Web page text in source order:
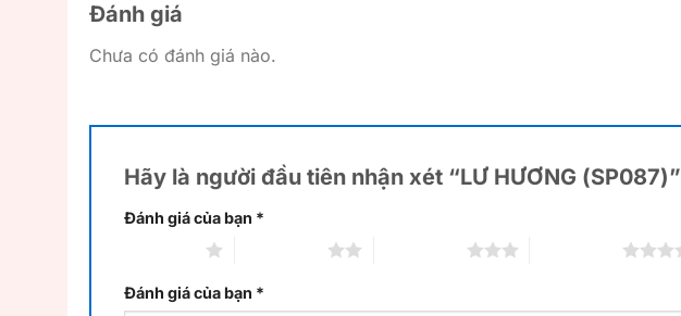
Đánh giá
Chưa có đánh giá nào.
Hãy là người đầu tiên nhận xét “LƯ HƯƠNG (SP087)”
Đánh giá của bạn *
Đánh giá của bạn *